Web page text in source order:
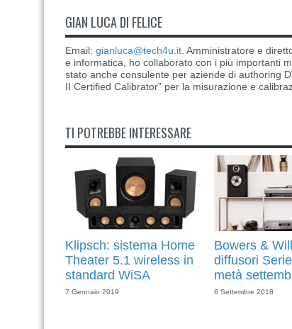
GIAN LUCA DI FELICE
Email: gianluca@tech4u.it . Amministratore e
e informatica, ho collaborato con i più importanti
stato anche consulente per aziende di authoring
II Certified Calibrator” per la misurazione e
TI POTREBBE INTERESSARE
Klipsch: sistema Home
Theater 5.1 wireless in
standard WiSA
7 Gennaio 2019
Bowers &
diffusori
metà
6 Settembre 2018